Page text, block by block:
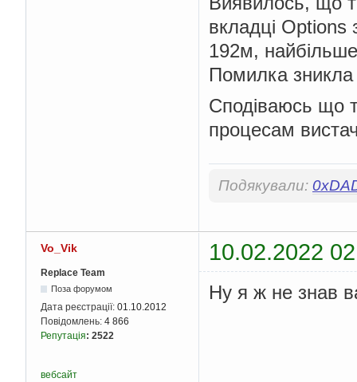
вкладці
192м,
Помилка
Сподіваюсь що
процесам
Подякували:
Vo_Vik 10.02.2022
Replace Team
Поза форумом
Дата реєстрації: 01.10.2012
Повідомлень: 4 866
Репутація: 2522
Ну я ж не знав
вебсайт